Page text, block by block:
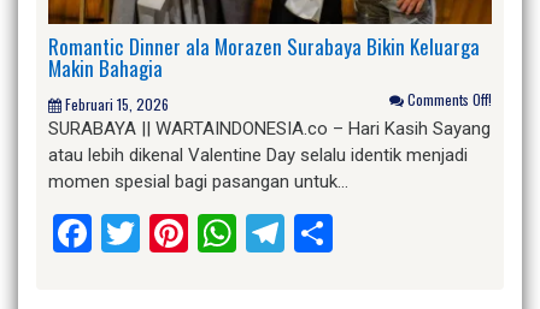
Romantic Dinner ala Morazen Surabaya Bikin Keluarga
Makin Bahagia
Februari 15, 2026 Comments Off!
SURABAYA || WARTAINDONESIA.co – Hari Kasih Sayang
atau lebih dikenal Valentine Day selalu identik menjadi
momen spesial bagi pasangan untuk…
Facebook
Twitter
Pinterest
WhatsApp
Telegram